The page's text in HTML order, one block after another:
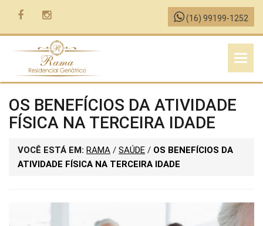
(16) 99199-1252
MENU
OS BENEFÍCIOS DA ATIVIDADE
FÍSICA NA TERCEIRA IDADE
VOCÊ ESTÁ EM: RAMA / SAÚDE / OS BENEFÍCIOS DA
ATIVIDADE FÍSICA NA TERCEIRA IDADE